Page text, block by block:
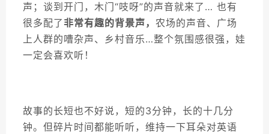
声；谈到开门，木门“吱呀”的声音就来了… 也有
很多配了 非常有趣的背景声， 农场的声音、广场
上人群的嘈杂声、乡村音乐…整个氛围感很强，娃
一定会喜欢听！
故事的长短也不好说，短的3分钟，长的十几分
钟。但碎片时间都能听听，维持一下耳朵对英语